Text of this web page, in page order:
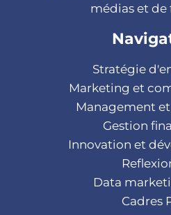
médias et de
Stratégie
Marketing et
Management
Gestion
Innovation et
Data
Cadres